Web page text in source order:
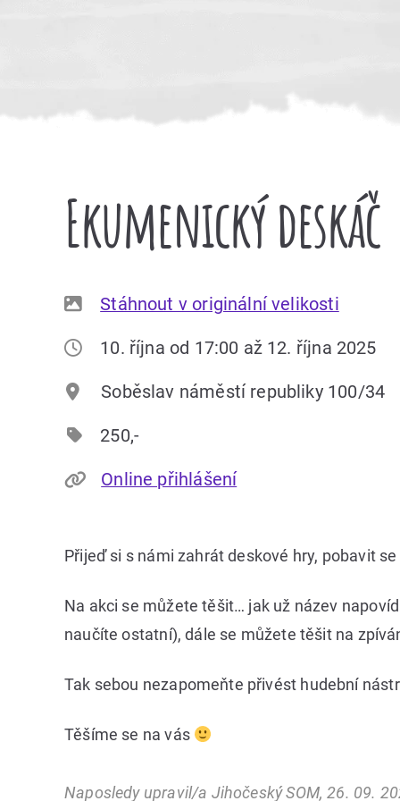
Ekumenický deskáč
Stáhnout v originální velikosti
10. října od 17:00 až 12. října 2025
Soběslav náměstí republiky 100/34
250,-
Online přihlášení
Přijeď si s námi zahrát deskové hry, pobavit
Na akci se můžete těšit… jak už název
naučíte ostatní), dále se můžete těšit na
Tak sebou nezapomeňte přivést hudební
Těšíme se na vás
Naposledy upravil/a Jihočeský SOM, 26. 09.